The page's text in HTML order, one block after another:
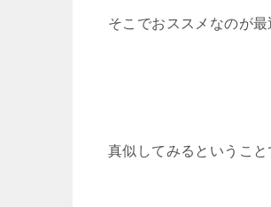
そこでおススメなのが
真似してみるということ